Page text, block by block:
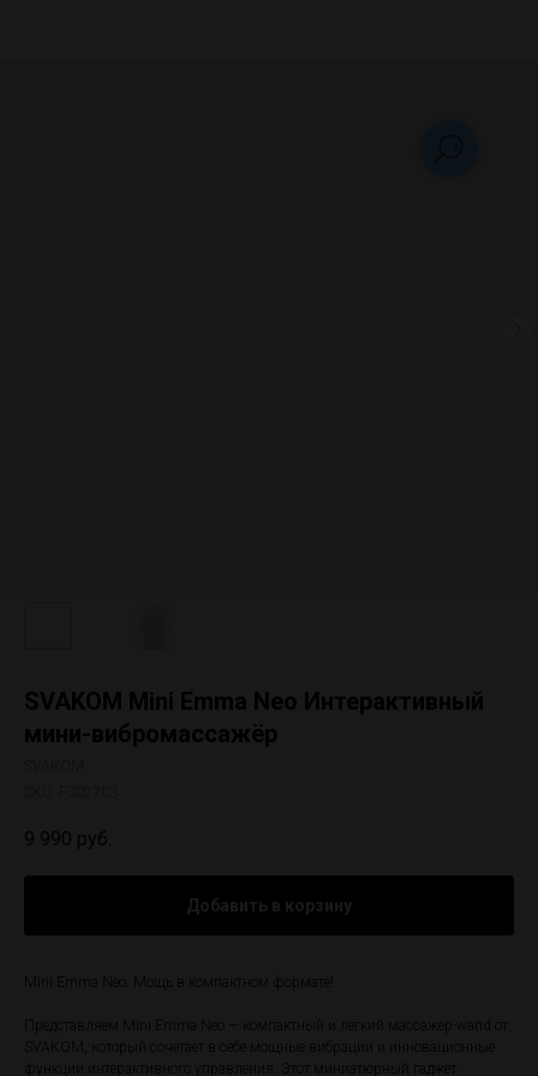
SVAKOM Mini Emma Neo Интерактивный
мини-вибромассажёр
9 990 руб.
Добавить в корзину
Mini Emma Neo: Мощь в компактном формате!
Представляем Mini Emma Neo — компактный и легкий массажер-wand от
SVAKOM, который сочетает в себе мощные вибрации и инновационные
функции интерактивного управления. Этот миниатюрный гаджет